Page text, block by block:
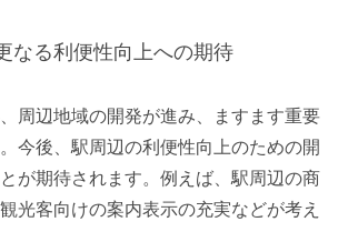
なる利便性向上への期待
周辺地域の開発が進み、ますます重要
今後、駅周辺の利便性向上のための開
が期待されます。例えば、駅周辺の商
光客向けの案内表示の充実などが考え